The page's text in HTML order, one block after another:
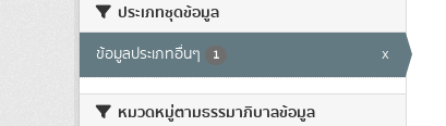
ประเภทชุดข้อมูล
ข้อมูลประเภทอื่นๆ 1 x
หมวดหมู่ตามธรรมาภิบาลข้อมูล